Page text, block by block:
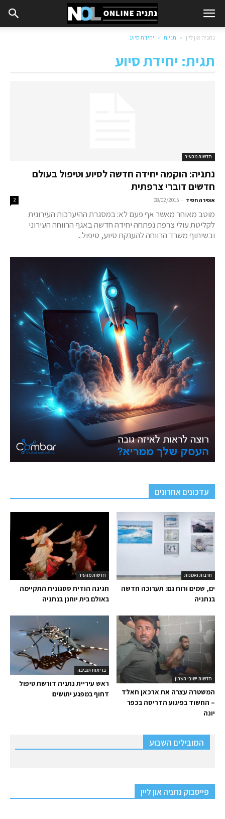
נתניה און ליין תגיות יחידת סיוע
תגית: יחידת סיוע
חדשות מהעיר
נתניה: הוקמה יחידה חדשה לסיוע וטיפול בעולם
חדשים דוברי צרפתית
אופירה חסיד -
08/02/2015
2
מוטב מאוחר מאשר אף פעם לא: במסגרת ההיערכות העירונית
לקליטת עולי צרפת נפתחה יחידה חדשה באגף הרווחה העירוני
ובשיתוף משרד הרווחה להענקת סיוע, טיפול...
עדכונים אחרונים
חדשות מהעיר
חגיגה הודית ססגונית התקיימה
באולם בית יוחנן בנתניה
תרבות ואמנות
ים, שמים ורוח גם: תערוכה חדשה
בנתניה
בריאות וסביבה
ראש עיריית נתניה דורשת טיפול
דחוף במפגע יתושים
חדשות ישובי השרון
המשטרה עצרה את ארכאן חאלד
– החשוד בפיגוע הדריסה בכפר
יונה
המובילים השבוע
פייסבוק נתניה און ליין